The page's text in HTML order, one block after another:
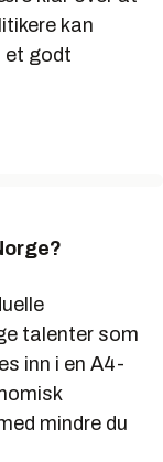
kan
et godt
talenter som
inn i en A4-
mindre du